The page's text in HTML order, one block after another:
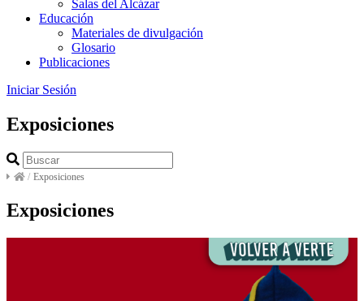
Salas del Alcázar
Educación
Materiales de divulgación
Glosario
Publicaciones
Iniciar Sesión
Exposiciones
/ Exposiciones
Exposiciones